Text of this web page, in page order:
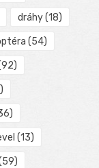
dráhy(18)
(54)
(13)